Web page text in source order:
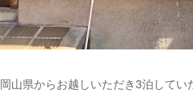
岡山県からお越しいただき3泊してい